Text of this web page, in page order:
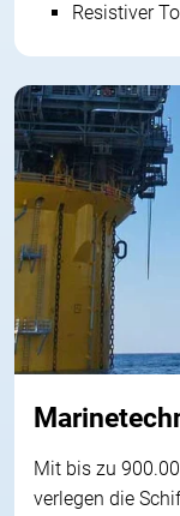
Resistiver
Mit bis zu
verlegen die